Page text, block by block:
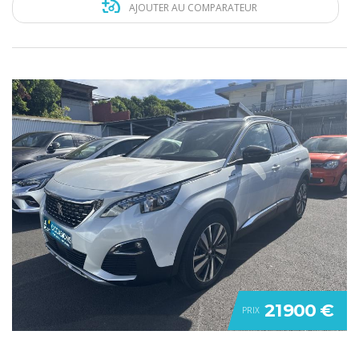
AJOUTER AU COMPARATEUR
PRIX 21 900 €